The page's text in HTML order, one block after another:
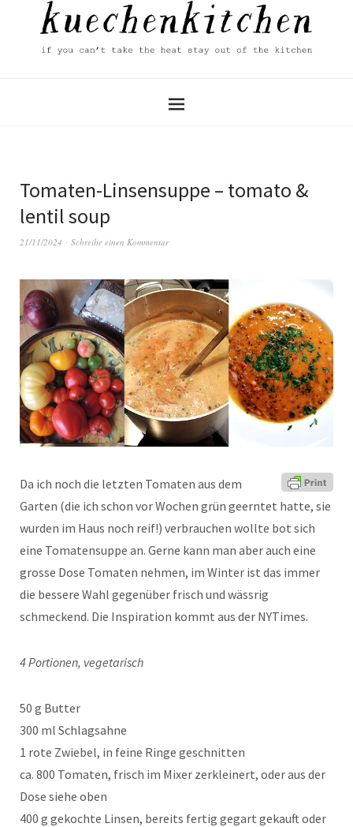
Tomaten-Linsensuppe – tomato &
lentil soup
21/11/2024 Schreibe einen Kommentar
Da ich noch die letzten Tomaten aus dem
Garten (die ich schon vor Wochen grün geerntet hatte, sie
wurden im Haus noch reif!) verbrauchen wollte bot sich
eine Tomatensuppe an. Gerne kann man aber auch eine
grosse Dose Tomaten nehmen, im Winter ist das immer
die bessere Wahl gegenüber frisch und wässrig
schmeckend. Die Inspiration kommt aus der NYTimes.
4 Portionen, vegetarisch
50 g Butter
300 ml Schlagsahne
1 rote Zwiebel, in feine Ringe geschnitten
ca. 800 Tomaten, frisch im Mixer zerkleinert, oder aus der
Dose siehe oben
400 g gekochte Linsen, bereits fertig gegart gekauft oder